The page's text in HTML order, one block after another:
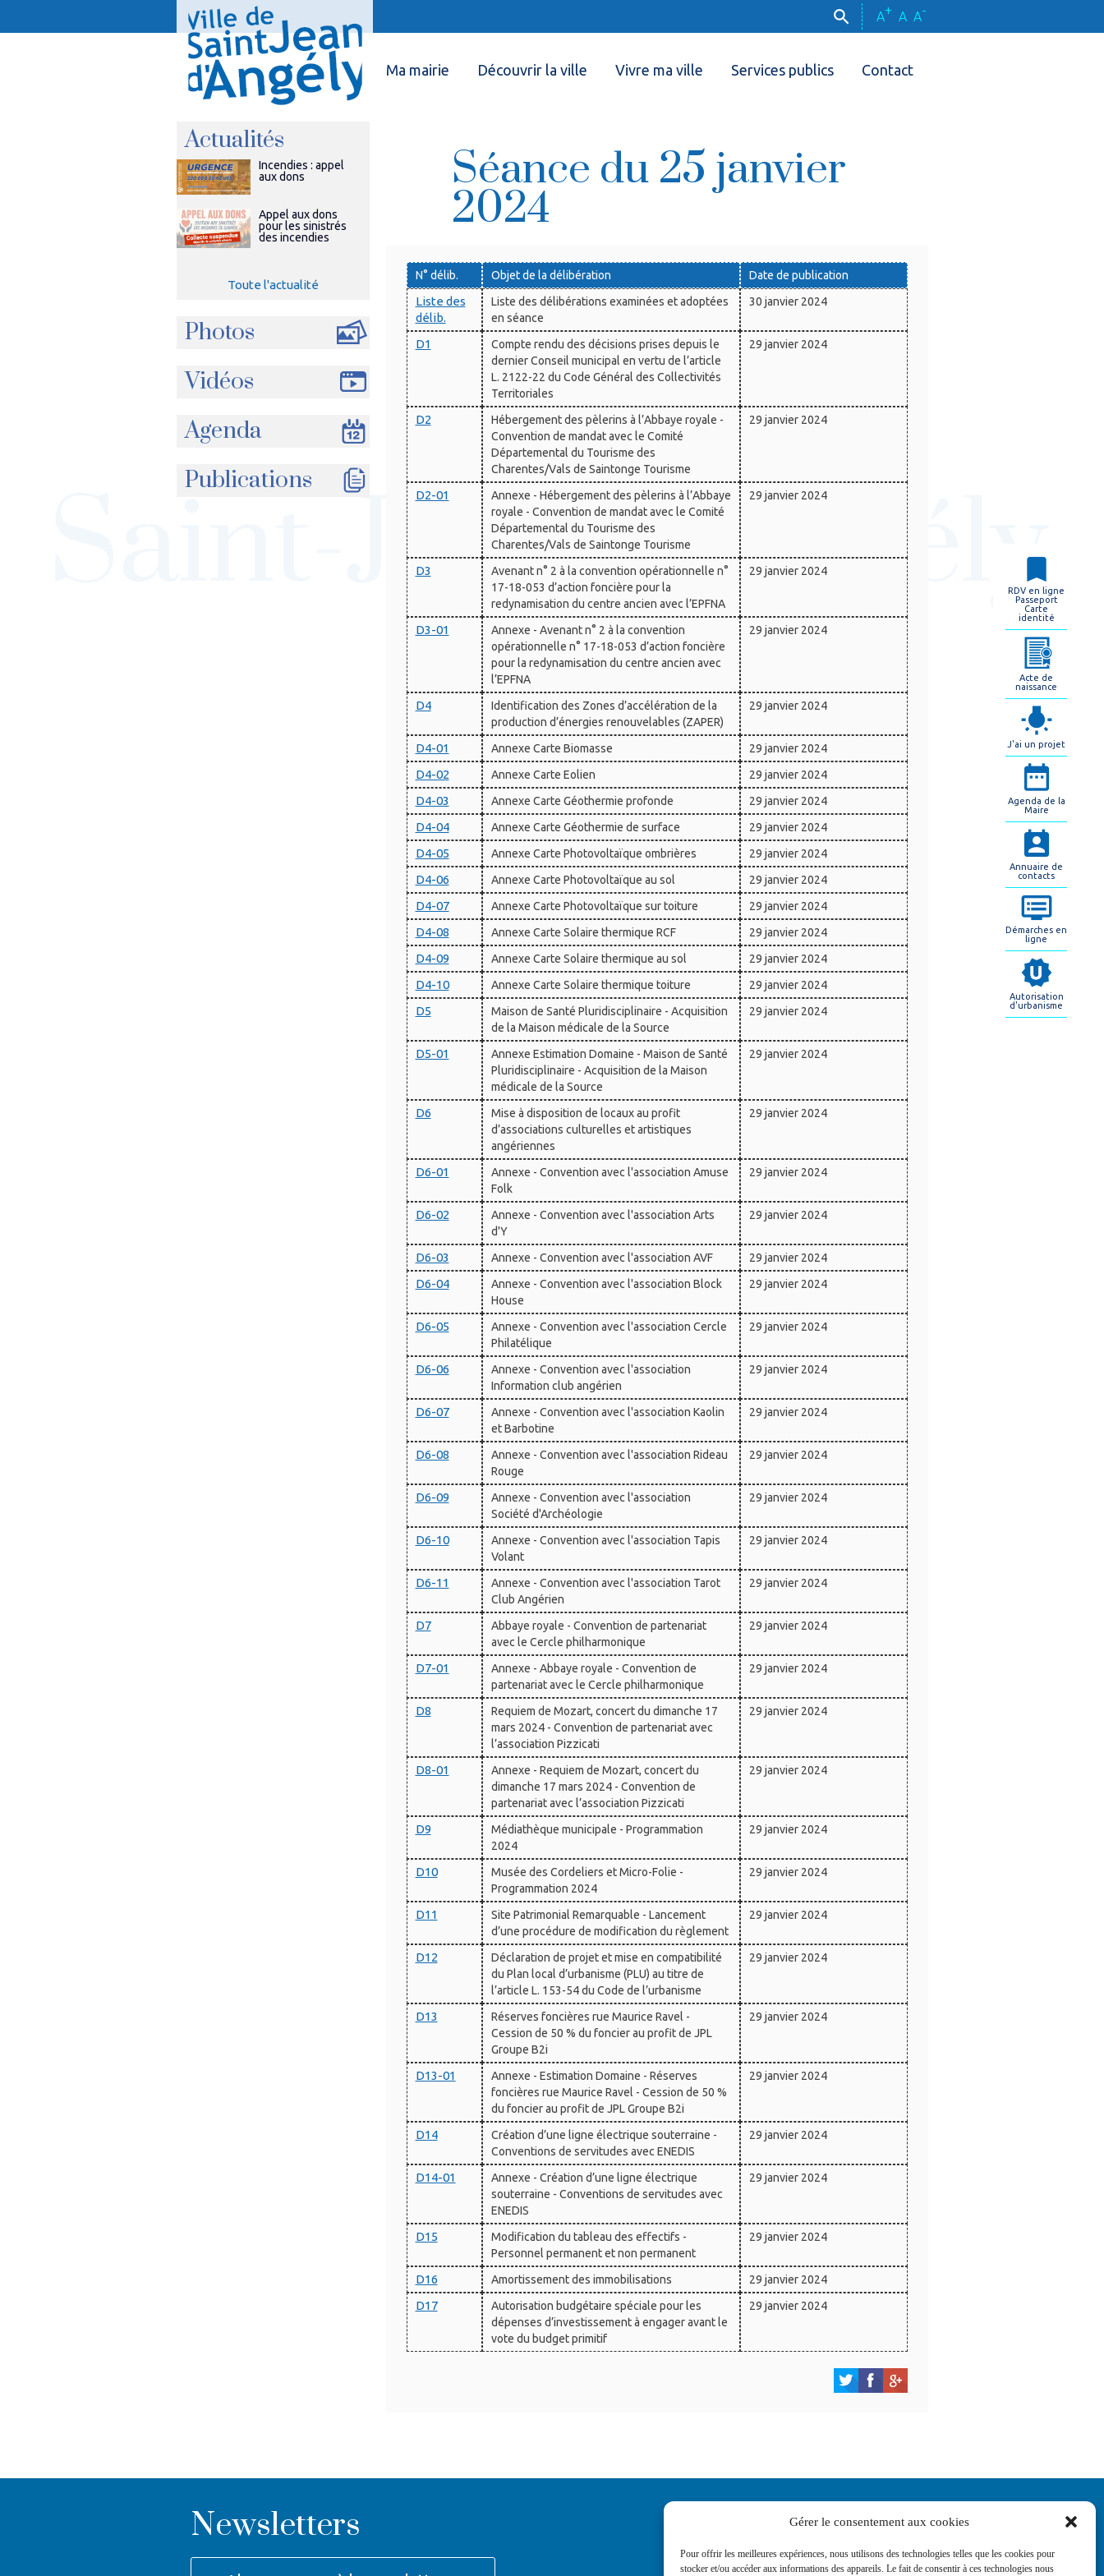
Gérer le consentement aux cookies
Pour offrir les meilleures expériences, nous utilisons des technologies telles que les cookies pour
stocker et/ou accéder aux informations des appareils. Le fait de consentir à ces technologies nous
A+ A A-
Ma mairie Découvrir la ville Vivre ma ville Services publics Contact
Actualités
Incendies : appel
aux dons
Appel aux dons
pour les sinistrés
des incendies
Toute l'actualité
Photos
Vidéos
Agenda
Publications
Séance du 25 janvier
2024
N° délib. Objet de la délibération Date de publication
Liste des
délib.
Liste des délibérations examinées et adoptées
en séance
30 janvier 2024
D1
Compte rendu des décisions prises depuis le
dernier Conseil municipal en vertu de l’article
L. 2122-22 du Code Général des Collectivités
Territoriales
29 janvier 2024
D2
Hébergement des pèlerins à l’Abbaye royale -
Convention de mandat avec le Comité
Départemental du Tourisme des
Charentes/Vals de Saintonge Tourisme
29 janvier 2024
D2-01
Annexe - Hébergement des pèlerins à l’Abbaye
royale - Convention de mandat avec le Comité
Départemental du Tourisme des
Charentes/Vals de Saintonge Tourisme
29 janvier 2024
D3
Avenant n° 2 à la convention opérationnelle n°
17-18-053 d’action foncière pour la
redynamisation du centre ancien avec l’EPFNA
29 janvier 2024
D3-01
Annexe - Avenant n° 2 à la convention
opérationnelle n° 17-18-053 d’action foncière
pour la redynamisation du centre ancien avec
l’EPFNA
29 janvier 2024
D4
Identification des Zones d’accélération de la
production d’énergies renouvelables (ZAPER)
29 janvier 2024
D4-01 Annexe Carte Biomasse 29 janvier 2024
D4-02 Annexe Carte Eolien 29 janvier 2024
D4-03 Annexe Carte Géothermie profonde 29 janvier 2024
D4-04 Annexe Carte Géothermie de surface 29 janvier 2024
D4-05 Annexe Carte Photovoltaïque ombrières 29 janvier 2024
D4-06 Annexe Carte Photovoltaïque au sol 29 janvier 2024
D4-07 Annexe Carte Photovoltaïque sur toiture 29 janvier 2024
D4-08 Annexe Carte Solaire thermique RCF 29 janvier 2024
D4-09 Annexe Carte Solaire thermique au sol 29 janvier 2024
D4-10 Annexe Carte Solaire thermique toiture 29 janvier 2024
D5
Maison de Santé Pluridisciplinaire - Acquisition
de la Maison médicale de la Source
29 janvier 2024
D5-01
Annexe Estimation Domaine - Maison de Santé
Pluridisciplinaire - Acquisition de la Maison
médicale de la Source
29 janvier 2024
D6
Mise à disposition de locaux au profit
d’associations culturelles et artistiques
angériennes
29 janvier 2024
D6-01
Annexe - Convention avec l'association Amuse
Folk
29 janvier 2024
D6-02
Annexe - Convention avec l'association Arts
d'Y
29 janvier 2024
D6-03 Annexe - Convention avec l'association AVF 29 janvier 2024
D6-04
Annexe - Convention avec l'association Block
House
29 janvier 2024
D6-05
Annexe - Convention avec l'association Cercle
Philatélique
29 janvier 2024
D6-06
Annexe - Convention avec l'association
Information club angérien
29 janvier 2024
D6-07
Annexe - Convention avec l'association Kaolin
et Barbotine
29 janvier 2024
D6-08
Annexe - Convention avec l'association Rideau
Rouge
29 janvier 2024
D6-09
Annexe - Convention avec l'association
Société d'Archéologie
29 janvier 2024
D6-10
Annexe - Convention avec l'association Tapis
Volant
29 janvier 2024
D6-11
Annexe - Convention avec l'association Tarot
Club Angérien
29 janvier 2024
D7
Abbaye royale - Convention de partenariat
avec le Cercle philharmonique
29 janvier 2024
D7-01
Annexe - Abbaye royale - Convention de
partenariat avec le Cercle philharmonique
29 janvier 2024
D8
Requiem de Mozart, concert du dimanche 17
mars 2024 - Convention de partenariat avec
l’association Pizzicati
29 janvier 2024
D8-01
Annexe - Requiem de Mozart, concert du
dimanche 17 mars 2024 - Convention de
partenariat avec l’association Pizzicati
29 janvier 2024
D9
Médiathèque municipale - Programmation
2024
29 janvier 2024
D10
Musée des Cordeliers et Micro-Folie -
Programmation 2024
29 janvier 2024
D11
Site Patrimonial Remarquable - Lancement
d’une procédure de modification du règlement
29 janvier 2024
D12
Déclaration de projet et mise en compatibilité
du Plan local d’urbanisme (PLU) au titre de
l’article L. 153-54 du Code de l’urbanisme
29 janvier 2024
D13
Réserves foncières rue Maurice Ravel -
Cession de 50 % du foncier au profit de JPL
Groupe B2i
29 janvier 2024
D13-01
Annexe - Estimation Domaine - Réserves
foncières rue Maurice Ravel - Cession de 50 %
du foncier au profit de JPL Groupe B2i
29 janvier 2024
D14
Création d’une ligne électrique souterraine -
Conventions de servitudes avec ENEDIS
29 janvier 2024
D14-01
Annexe - Création d’une ligne électrique
souterraine - Conventions de servitudes avec
ENEDIS
29 janvier 2024
D15
Modification du tableau des effectifs -
Personnel permanent et non permanent
29 janvier 2024
D16 Amortissement des immobilisations 29 janvier 2024
D17
Autorisation budgétaire spéciale pour les
dépenses d’investissement à engager avant le
vote du budget primitif
29 janvier 2024
Newsletters
RDV en ligne
Passeport
Carte
identité
Acte de
naissance
J'ai un projet
Agenda de la
Maire
Annuaire de
contacts
Démarches en
ligne
Autorisation
d'urbanisme